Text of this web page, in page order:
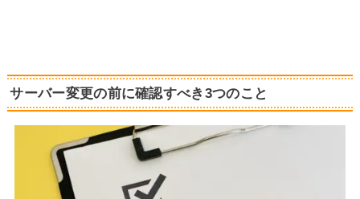
サーバー変更の前に確認すべき3つのこと